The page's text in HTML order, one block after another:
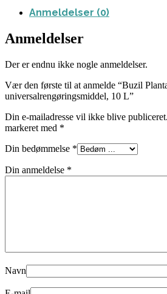
Anmeldelser (0)
Anmeldelser
Der er endnu ikke nogle anmeldelser.
Vær den første til at anmelde “Buzil
universalrengøringsmiddel, 10 L”
Din e-mailadresse vil ikke blive publiceret.
markeret med *
Din bedømmelse *
Din anmeldelse *
Navn